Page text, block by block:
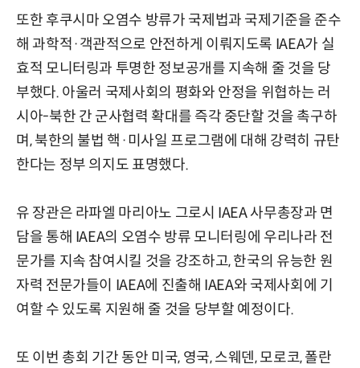
또한 후쿠시마 오염수 방류가 국제법과 국제기준을 준수
해 과학적·객관적으로 안전하게 이뤄지도록 IAEA가 실
효적 모니터링과 투명한 정보공개를 지속해 줄 것을 당
부했다. 아울러 국제사회의 평화와 안정을 위협하는 러
시아-북한 간 군사협력 확대를 즉각 중단할 것을 촉구하
며, 북한의 불법 핵·미사일 프로그램에 대해 강력히 규탄
한다는 정부 의지도 표명했다.
유 장관은 라파엘 마리아노 그로시 IAEA 사무총장과 면
담을 통해 IAEA의 오염수 방류 모니터링에 우리나라 전
문가를 지속 참여시킬 것을 강조하고, 한국의 유능한 원
자력 전문가들이 IAEA에 진출해 IAEA와 국제사회에 기
여할 수 있도록 지원해 줄 것을 당부할 예정이다.
또 이번 총회 기간 동안 미국, 영국, 스웨덴, 모로코, 폴란